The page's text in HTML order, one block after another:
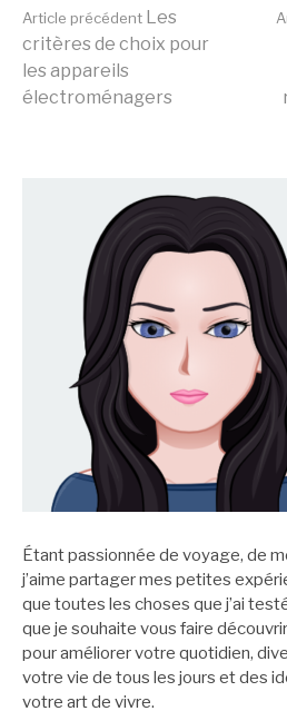
Lire
la
suite
Article précédent Les
critères de choix pour
les appareils
électroménagers
Étant passionnée de voyage, de
j’aime partager mes petites
que toutes les choses que j’ai
que je souhaite vous faire
pour améliorer votre quotidien,
votre vie de tous les jours et des
votre art de vivre.